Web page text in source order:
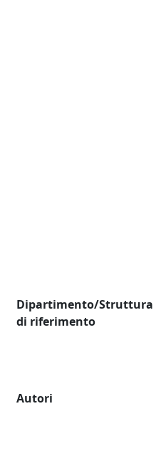
Dipartimento/Struttura
di riferimento
Autori